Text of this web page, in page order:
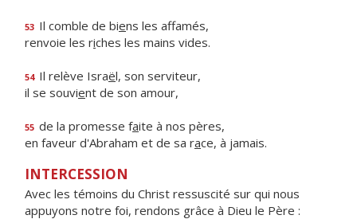
53 Il comble de biens les affamés,
renvoie les riches les mains vides.
54 Il relève Israël, son serviteur,
il se souvient de son amour,
55 de la promesse faite à nos pères,
en faveur d'Abraham et de sa race, à jamais.
INTERCESSION
Avec les témoins du Christ ressuscité sur qui nous
appuyons notre foi, rendons grâce à Dieu le Père :